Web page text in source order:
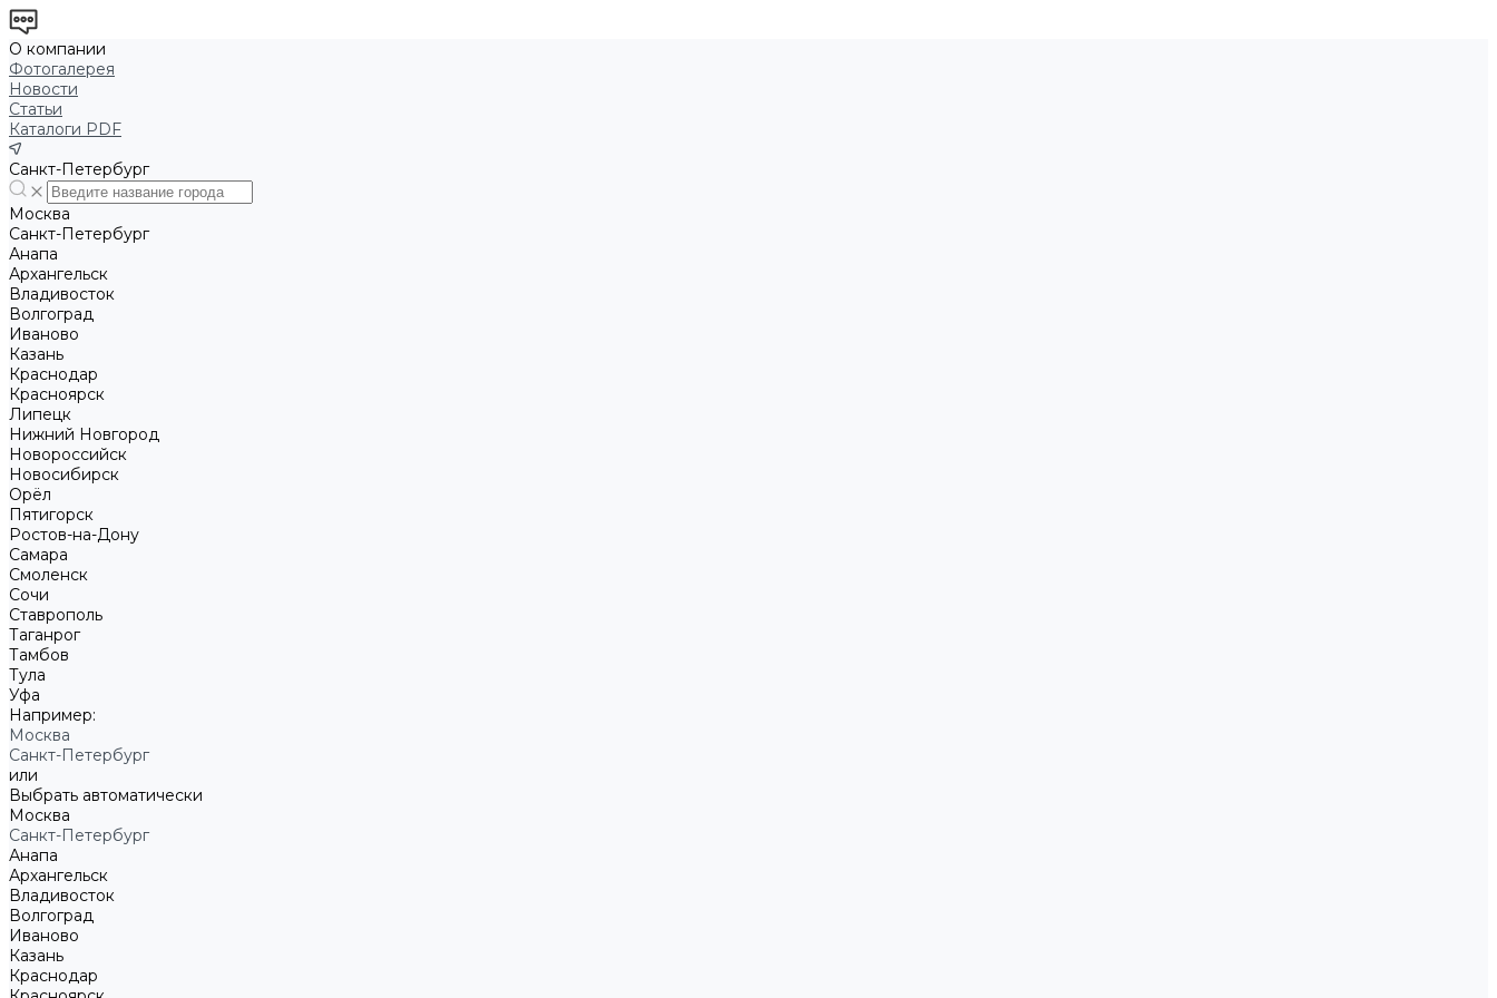
О компании
Фотогалерея
Новости
Статьи
Каталоги PDF
Санкт-Петербург
Москва
Санкт-Петербург
Анапа
Архангельск
Владивосток
Волгоград
Иваново
Казань
Краснодар
Красноярск
Липецк
Нижний Новгород
Новороссийск
Новосибирск
Орёл
Пятигорск
Ростов-на-Дону
Самара
Смоленск
Сочи
Ставрополь
Таганрог
Тамбов
Тула
Уфа
Например:
Москва
Санкт-Петербург
или
Выбрать автоматически
Москва
Санкт-Петербург
Анапа
Архангельск
Владивосток
Волгоград
Иваново
Казань
Краснодар